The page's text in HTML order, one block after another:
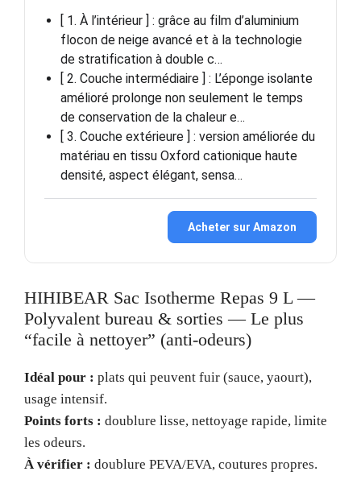
[ 1. À l’intérieur ] : grâce au film d’aluminium
flocon de neige avancé et à la technologie
de stratification à double c…
[ 2. Couche intermédiaire ] : L’éponge isolante
amélioré prolonge non seulement le temps
de conservation de la chaleur e…
[ 3. Couche extérieure ] : version améliorée du
matériau en tissu Oxford cationique haute
densité, aspect élégant, sensa…
Acheter sur Amazon
HIHIBEAR Sac Isotherme Repas 9 L —
Polyvalent bureau & sorties — Le plus
“facile à nettoyer” (anti-odeurs)
Idéal pour : plats qui peuvent fuir (sauce, yaourt),
usage intensif.
Points forts : doublure lisse, nettoyage rapide, limite
les odeurs.
À vérifier : doublure PEVA/EVA, coutures propres.